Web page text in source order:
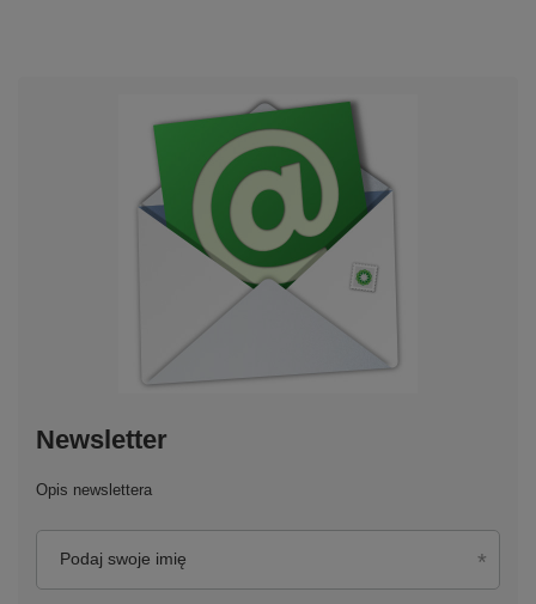
Newsletter
Opis newslettera
Podaj swoje imię